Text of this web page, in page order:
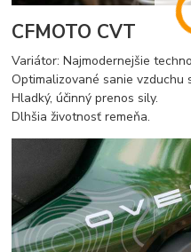
CFMOTO CVT
Variátor: Najmodernejšie
Optimalizované sanie vzduchu
Hladký, účinný prenos sily.
Dlhšia životnosť remeňa.